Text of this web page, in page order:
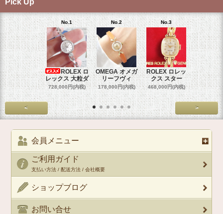
Pick Up
No.1
ROLEX ロ
レックス 大粒ダ
728,000円(内税)
No.2
OMEGA オメガ
リーフヴィ
178,000円(内税)
No.3
ROLEX ロレッ
クス スター
468,000円(内税)
No.4
ROLEX
クス
458,000円
< >
会員メニュー
ご利用ガイド
支払い方法 / 配送方法 / 会社概要
ショップブログ
お問い合せ